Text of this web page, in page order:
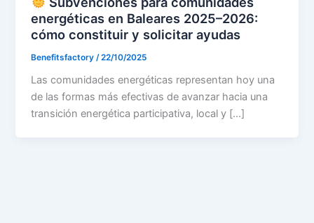
energéticas en Baleares 2025–2026:
cómo constituir y solicitar ayudas
Benefitsfactory /22/10/2025
Las comunidades energéticas representan hoy una
de las formas más efectivas de avanzar hacia una
transición energética participativa, local y […]